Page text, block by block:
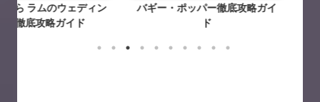
ウェディン
ガイド
バギー・ポッパー徹底攻略ガイ
テラクレス